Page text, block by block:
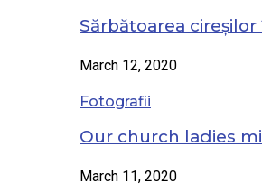
Sărbătoarea cireșilor
March 12, 2020
Fotografii
Our church ladies
March 11, 2020